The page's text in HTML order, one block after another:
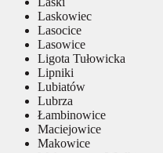
Laskowiec
Lasocice
Lasowice
Ligota Tułowicka
Lipniki
Lubiatów
Lubrza
Łambinowice
Maciejowice
Makowice